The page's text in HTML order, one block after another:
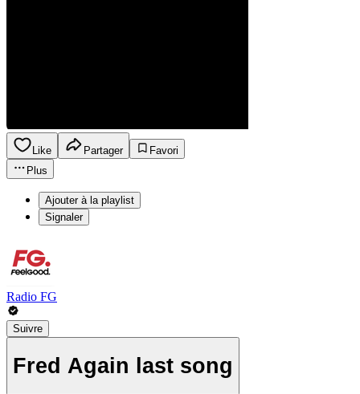
Like Partager
Favori
Plus
Ajouter à la playlist
Signaler
Radio FG
Suivre
Fred Again last song